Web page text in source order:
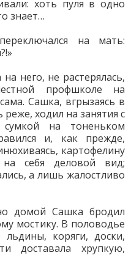
хоть пуля в одно
знает…
на мать:
него, не растерялась,
профшколе на
Сашка, вгрызаясь в
реже, ходил на занятия с
сумкой на тоненьком
и, как прежде,
картофелину
на себя деловой вид;
а лишь жалостливо
домой Сашка бродил
мостику. В половодье
коряги, доски,
доставала хрупкую,